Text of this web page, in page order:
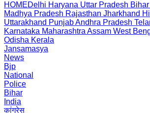
HOMEDelhi Haryana Uttar Pradesh Bihar
Madhya Pradesh Rajasthan Jharkhand
Uttarakhand PunjabAndhra Pradesh
Karnataka Maharashtra Assam West
Odisha Kerala
Jansamasya
News
Bjp
National
Police
Bihar
India
कांग्रेस